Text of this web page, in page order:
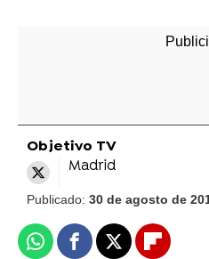
Objetivo TV
Madrid
Publicado: 30 de agosto de
WhatsappFacebook
X